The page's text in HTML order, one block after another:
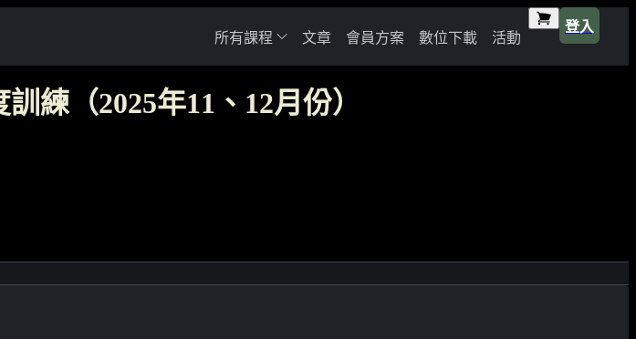
所有課程 文章 會員方案 數位下載 活動
登入
練（2025年11、12月份）